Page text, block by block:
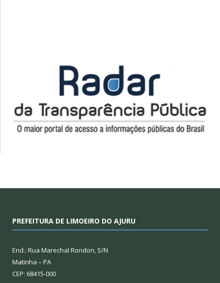
PREFEITURA DE LIMOEIRO DO AJURU
End.: Rua Marechal Rondon, S/N
Matinha – PA
CEP: 68415-000